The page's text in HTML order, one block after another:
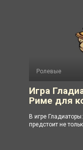
Ролевые
Игра
Риме для
В игре
предстоит не